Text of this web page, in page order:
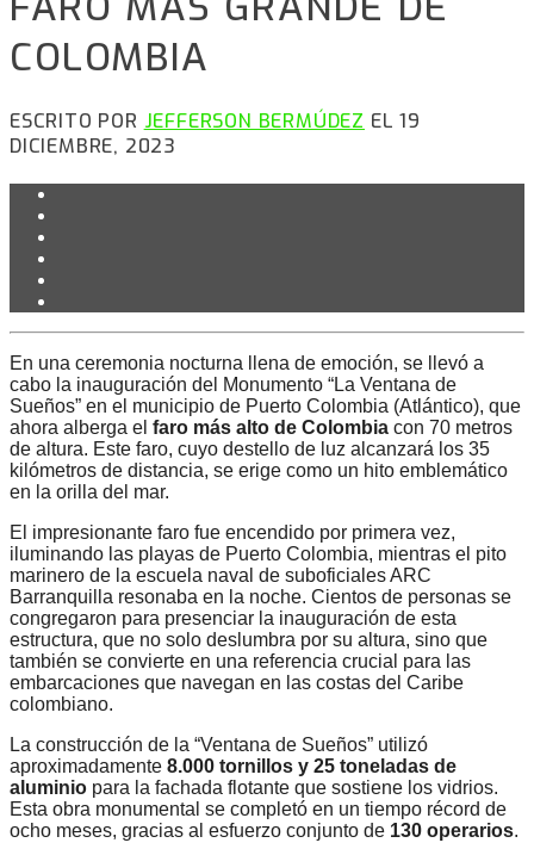
COLOMBIA
ESCRITO POR JEFFERSON BERMÚDEZ EL 19
DICIEMBRE, 2023
En una ceremonia nocturna llena de emoción, se llevó a
cabo la inauguración del Monumento “La Ventana de
Sueños” en el municipio de Puerto Colombia (Atlántico), que
ahora alberga el faro más alto de Colombia con 70 metros
de altura. Este faro, cuyo destello de luz alcanzará los 35
kilómetros de distancia, se erige como un hito emblemático
en la orilla del mar.
El impresionante faro fue encendido por primera vez,
iluminando las playas de Puerto Colombia, mientras el pito
marinero de la escuela naval de suboficiales ARC
Barranquilla resonaba en la noche. Cientos de personas se
congregaron para presenciar la inauguración de esta
estructura, que no solo deslumbra por su altura, sino que
también se convierte en una referencia crucial para las
embarcaciones que navegan en las costas del Caribe
colombiano.
La construcción de la “Ventana de Sueños” utilizó
aproximadamente 8.000 tornillos y 25 toneladas de
aluminio para la fachada flotante que sostiene los vidrios.
Esta obra monumental se completó en un tiempo récord de
ocho meses, gracias al esfuerzo conjunto de 130 operarios.